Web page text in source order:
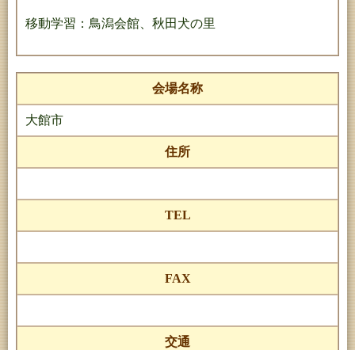
移動学習：鳥潟会館、秋田犬の里
会場名称
大館市
住所
TEL
FAX
交通